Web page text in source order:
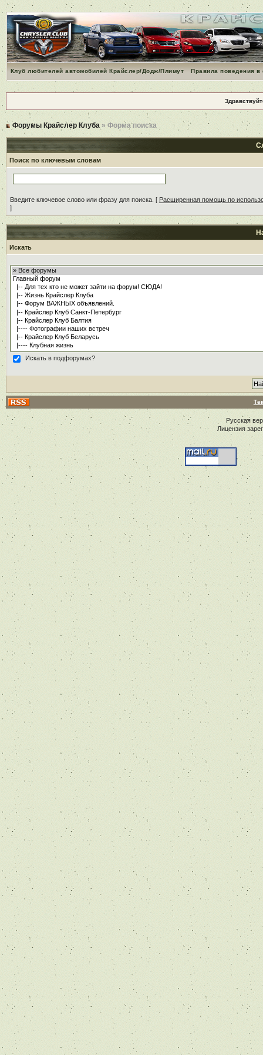
Клуб любителей автомобилей Крайслер/Додж/Плимут Правила поведения
Форумы Крайслер Клуба » Форма поиска
Поиск по ключевым словам
Введите ключевое слово или фразу для поиска. [ Расширенная помощь по
]
Искать
Искать в подфорумах?
Русская
Лицензия